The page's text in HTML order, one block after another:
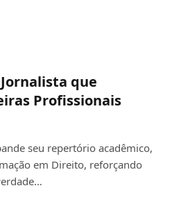
que
Profissionais
seu repertório acadêmico,
em Direito, reforçando